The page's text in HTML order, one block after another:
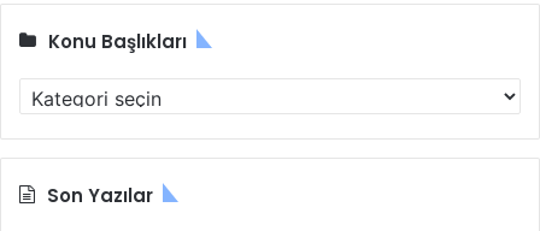
Konu Başlıkları
Konu
Başlıkları
Son Yazılar